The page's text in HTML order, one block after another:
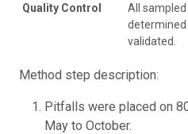
Quality Control
All
determined
validated.
Method step description:
Pitfalls were placed on
May to October.